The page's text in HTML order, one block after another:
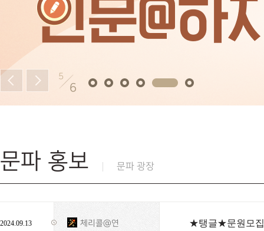
5
6
문파 홍보 문파 광장
2024.09.13 체리콜@연 ★탱글★문원모집